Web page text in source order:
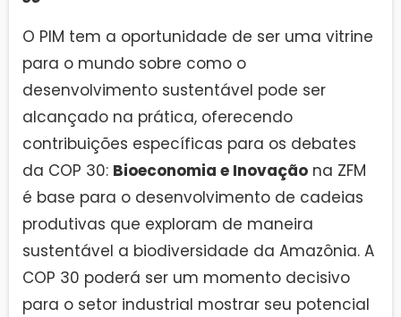
O PIM tem a oportunidade de ser uma vitrine
para o mundo sobre como o
desenvolvimento sustentável pode ser
alcançado na prática, oferecendo
contribuições específicas para os debates
da COP 30: Bioeconomia e Inovação na ZFM
é base para o desenvolvimento de cadeias
produtivas que exploram de maneira
sustentável a biodiversidade da Amazônia. A
COP 30 poderá ser um momento decisivo
para o setor industrial mostrar seu potencial